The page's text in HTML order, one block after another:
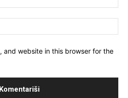
and website in this browser for the